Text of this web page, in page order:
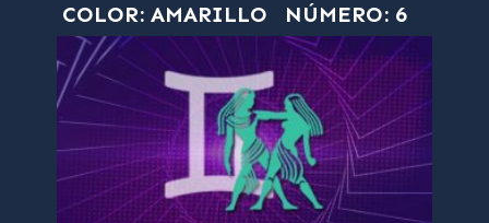
COLOR: AMARILLO
NÚMERO: 6